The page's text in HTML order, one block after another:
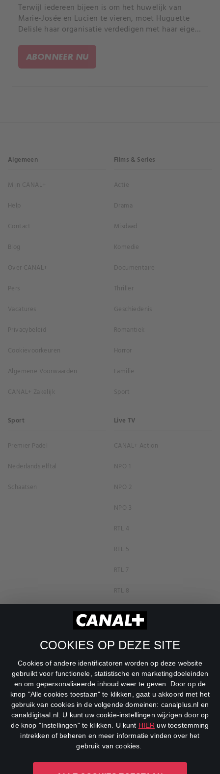
COOKIES OP DEZE SITE
Cookies of andere identificatoren worden op deze website
gebruikt voor functionele, statistische en marketingdoeleinden
en om gepersonaliseerde inhoud weer te geven. Door op de
knop "Alle cookies toestaan" te klikken, gaat u akkoord met het
gebruik van cookies in de volgende domeinen: canalplus.nl en
canaldigitaal.nl. U kunt uw cookie-instellingen wijzigen door op
de knop "Instellingen" te klikken. U kunt HIER uw toestemming
intrekken of beheren en meer informatie vinden over het
gebruik van cookies.
Terwijl iedereen bijeen is om het huwelijk van
Marie-Josée en Lucien te vieren, moet Huguette
Delisle haar organisatie verdedigen met haar eigen
spel.ABONNEER NU
Algemeen
Mijn CANAL+
Help
Contact
Blog
Over CANAL+
Pers
Vacatures
Privacybeleid
Cookievoorkeuren
Algemene Voorwaarden
CANAL+ Zakelijk
Films & Series
Actie
Drama
Misdaad
Komedie
Documentaire
Thriller
Geschiedenis
Romantiek
Horror
Familie
Sport
Sport
Premier Padel
Nederlands elftal
Schaatsen
Live TV
CANAL+ Action
NPO 1
NPO 2
NPO 3
RTL 4
RTL 5
RTL 7
RTL 8
RTL Z
SBS6
Veronica
DreamWorks Channel